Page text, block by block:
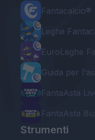
Fantacalcio®
Leghe
EuroLeghe
Guida per
FantaAsta
FantaAsta
Strumenti